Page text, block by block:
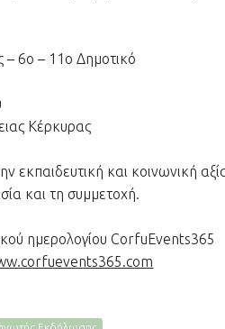
– 6ο – 11ο Δημοτικό
Κέρκυρας
εκπαιδευτική και κοινωνική
και τη συμμετοχή.
ημερολογίου CorfuEvents365